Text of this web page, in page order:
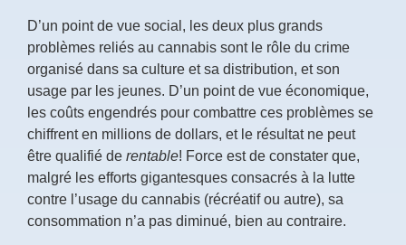
D’un point de vue social, les deux plus grands
problèmes reliés au cannabis sont le rôle du crime
organisé dans sa culture et sa distribution, et son
usage par les jeunes. D’un point de vue économique,
les coûts engendrés pour combattre ces problèmes se
chiffrent en millions de dollars, et le résultat ne peut
être qualifié derentable! Force est de constater que,
malgré les efforts gigantesques consacrés à la lutte
contre l’usage du cannabis (récréatif ou autre), sa
consommation n’a pas diminué, bien au contraire.